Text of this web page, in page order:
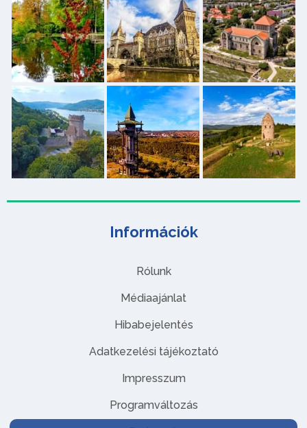
Információk
Rólunk
Médiaajánlat
Hibabejelentés
Adatkezelési tájékoztató
Impresszum
Programváltozás